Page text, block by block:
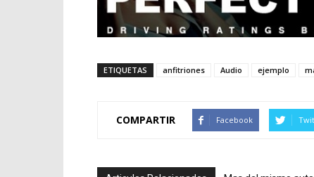
ETIQUETAS anfitriones Audio ejemplo
COMPARTIR Facebook